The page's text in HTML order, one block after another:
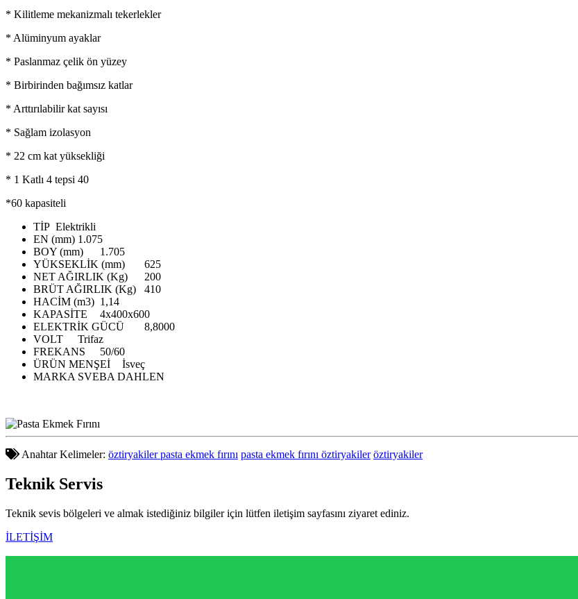
* Kilitleme mekanizmalı tekerlekler
* Alüminyum ayaklar
* Paslanmaz çelik ön yüzey
* Birbirinden bağımsız katlar
* Arttırılabilir kat sayısı
* Sağlam izolasyon
* 22 cm kat yüksekliği
* 1 Katlı 4 tepsi 40
*60 kapasiteli
TİP Elektrikli
EN (mm) 1.075
BOY (mm)
1.705
YÜKSEKLİK (mm)
625
NET AĞIRLIK (Kg)
200
BRÜT AĞIRLIK (Kg)
410
HACİM (m3) 1,14
KAPASİTE
4x400x600
ELEKTRİK GÜCÜ
8,8000
VOLT
Trifaz
FREKANS
50/60
ÜRÜN MENŞEİ
İsveç
MARKA SVEBA DAHLEN
Anahtar Kelimeler: öztiryakiler pasta ekmek fırını pasta ekmek fırını öztiryakiler öztiryakiler
Teknik Servis
Teknik sevis bölgeleri ve almak istediğiniz bilgiler için lütfen iletişim sayfasını ziyaret ediniz.
İLETİŞİM